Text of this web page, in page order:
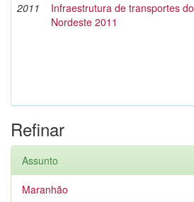
2011
Infraestrutura de transportes do
Nordeste 2011
Refinar
Assunto
Maranhão